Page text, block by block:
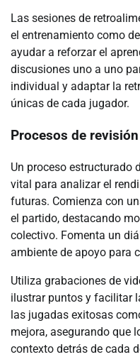
Las sesiones de
el entrenamiento como
ayudar a reforzar el
discusiones uno a uno
individual y adaptar la
únicas de cada jugador.
Procesos de
Un proceso estructurado
vital para analizar el
futuras. Comienza con
el partido, destacando
colectivo. Fomenta un
ambiente de apoyo para
Utiliza grabaciones de
ilustrar puntos y facilitar
las jugadas exitosas
mejora, asegurando que
contexto detrás de cada